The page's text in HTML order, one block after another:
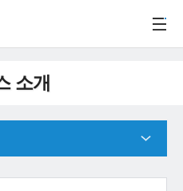
소개